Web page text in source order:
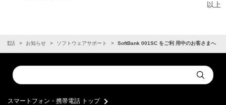
以上
電話 お知らせ ソフトウェアサポート SoftBank 001SC をご利 用中のお客さまへ
Conduct
a
Submit
スマートフォン・携帯電話 トップ